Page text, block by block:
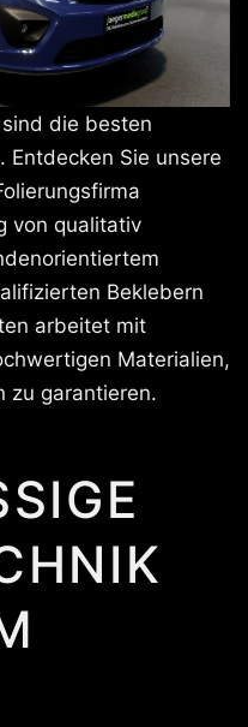
die besten
Entdecken Sie unsere
von qualitativ
Beklebern
arbeitet mit
Materialien,
zu garantieren.